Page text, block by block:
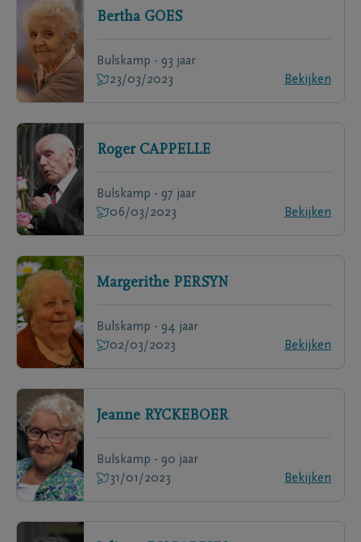
Bertha GOES
Bulskamp - 93 jaar
23/03/2023
Bekijken
Roger CAPPELLE
Bulskamp - 97 jaar
06/03/2023
Bekijken
Margerithe PERSYN
Bulskamp - 94 jaar
02/03/2023
Bekijken
Jeanne RYCKEBOER
Bulskamp - 90 jaar
31/01/2023
Bekijken